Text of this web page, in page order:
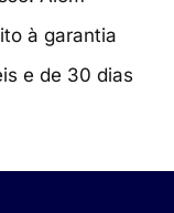
à garantia
e de 30 dias